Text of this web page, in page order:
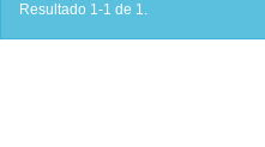
Resultado 1-1 de 1.